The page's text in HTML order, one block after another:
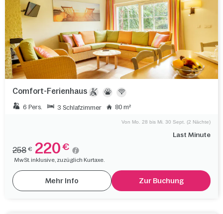
Comfort-Ferienhaus
6 Pers. 3 Schlafzimmer 80 m²
Last Minute
Von Mo. 28 bis Mi. 30 Sept. (2 Nächte)
258 € 220 €
MwSt. inklusive, zuzüglich Kurtaxe.
Mehr Info Zur Buchung